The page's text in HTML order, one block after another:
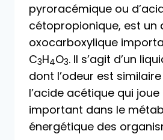
pyroracémique ou
cétopropionique, est un
oxocarboxylique
C3H4O3. Il s’agit d’un
dont l’odeur est
l’acide acétique qui
important dans le
énergétique des